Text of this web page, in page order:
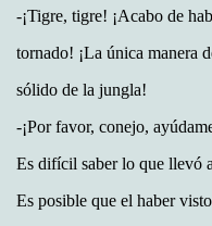
-¡Tigre, tigre! ¡Acabo de
tornado! ¡La única manera
sólido de la jungla!
-¡Por favor, conejo,
Es difícil saber lo que llevó
Es posible que el haber